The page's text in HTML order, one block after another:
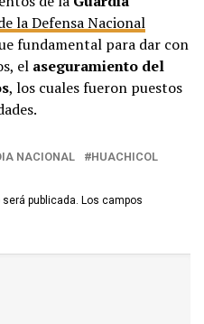
la Defensa Nacional
fundamental para dar con
el aseguramiento del
, los cuales fueron puestos
NACIONAL HUACHICOL
publicada. Los campos